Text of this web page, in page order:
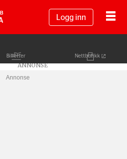
Logg inn
Billetter Nettbutikk
Annonse